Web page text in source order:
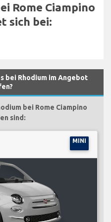
Rome Ciampino
sich bei:
bei Rhodium im Angebot
bei Rome Ciampino
sind:
MINI